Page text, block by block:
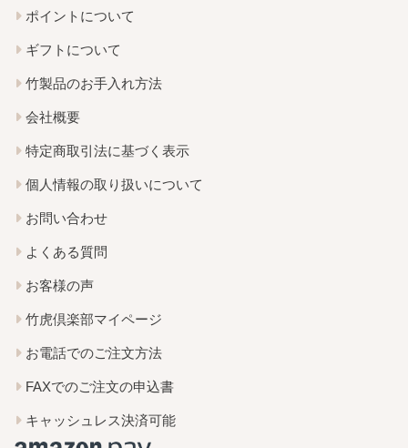
ポイントについて
ギフトについて
竹製品のお手入れ方法
会社概要
特定商取引法に基づく表示
個人情報の取り扱いについて
お問い合わせ
よくある質問
お客様の声
竹虎倶楽部マイページ
お電話でのご注文方法
FAXでのご注文の申込書
キャッシュレス決済可能